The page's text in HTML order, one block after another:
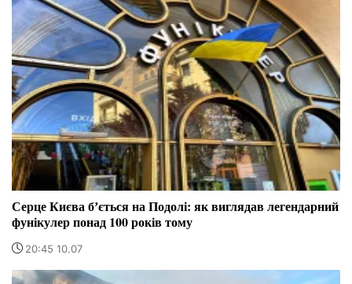
Серце Києва бʼється на Подолі: як виглядав легендарний
фунікулер понад 100 років тому
20:45 10.07